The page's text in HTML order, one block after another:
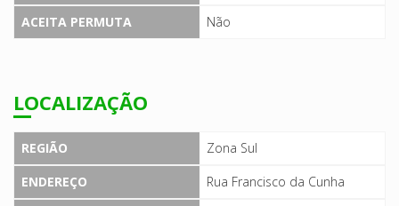
ACEITA PERMUTA
Não
LOCALIZAÇÃO
REGIÃO
Zona Sul
ENDEREÇO
Rua Francisco da Cunha